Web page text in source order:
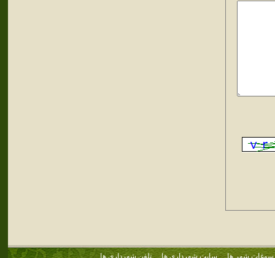
سوغات شهر ها سایت شهرداری ها تلفن شهرداری ها